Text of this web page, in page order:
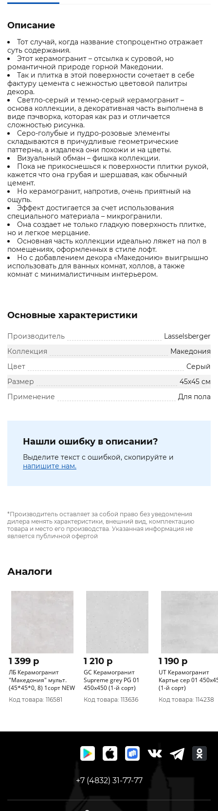
Описание
Тот случай, когда название стопроцентно отражает
суть содержания.
Этот керамогранит – отсылка к суровой, но
романтичной природе горной Македонии.
Так и плитка в этой поверхности сочетает в себе
фактуру цемента с нежностью цветовой палитры
декора.
Светло-серый и темно-серый керамогранит –
основа коллекции, а декоративная часть выполнена в
виде пэчворка, которая как раз и отличается
сложностью рисунка.
Серо-голубые и пудро-розовые элементы
складываются в причудливые геометрические
паттерны, а издалека они похожи и на цветы.
Визуальный обман – фишка коллекции.
Пока не прикоснешься к поверхности плитки рукой,
кажется что она грубая и шершавая, как обычный
цемент.
Но керамогранит, напротив, очень приятный на
ощупь.
Эффект достигается за счет использования
специального материала – микрогранили.
Она создает не только гладкую поверхность плитке,
но и легкое мерцание.
Основная часть коллекции идеально ляжет на пол в
помещениях, оформленных в стиле лофт.
Но с добавлением декора «Македонию» выигрышно
использовать для ванных комнат, холлов, а также
комнат с минималистичным интерьером.
Основные характеристики
Производитель
Lasselsberger
Коллекция
Македония
Цвет
Серый
Размер
45х45 см
Применение
Для пола
Нашли ошибку в описании?
Выделите текст с ошибкой, скопируйте и
напишите нам.
*Производитель оставляет за собой право без уведомления
дилера менять характеристики, внешний вид, комплектацию
товара и место его производства. Указанная информация не
является публичной офертой
Аналоги
1 399 p
ЛБ Керамогранит
"Македония" мульт.
(45*45*0, 8) 1сорт NEW
Код товара: 116581
1 210 p
GC Керамогранит
Supreme grey PG 01
450х450 (1-й сорт)
Код товара: 113636
1 190 p
UT Керамогранит
Картье сер 01 450х450
(1-й сорт)
Код товара: 114238
+7 (4832) 31-77-77